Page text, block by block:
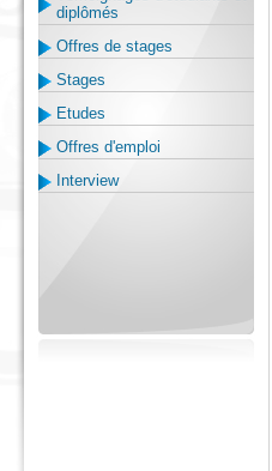
diplômés
Offres de stages
Stages
Etudes
Offres d'emploi
Interview